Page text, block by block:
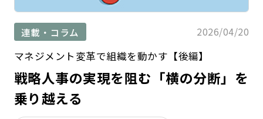
連載・コラム 2026/04/20
戦略人事の実現を阻む「横の分断」を
乗り越える
マネジメント変革で組織を動かす【後編】